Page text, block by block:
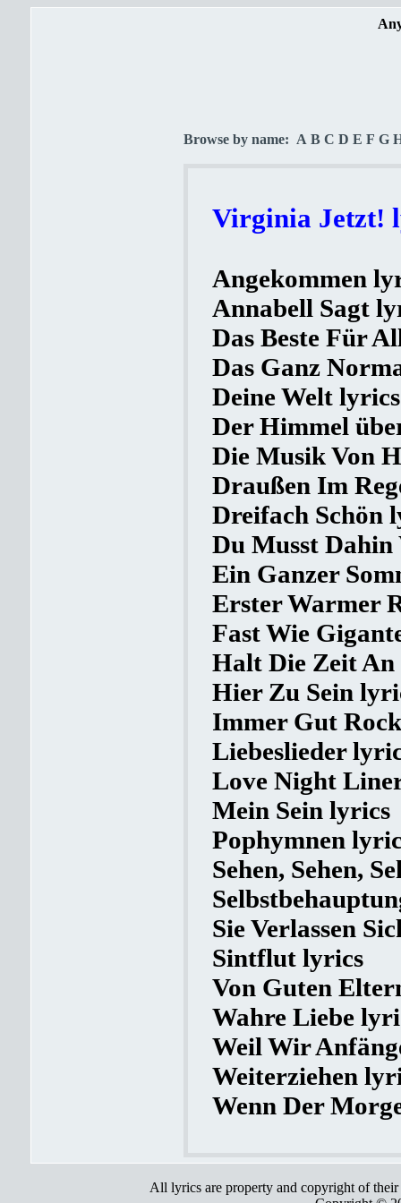
Browse by name: A B C D E F G
Virginia Jetzt!
Angekommen
Annabell Sagt
Das Beste Für
Das Ganz
Deine Welt lyrics
Der Himmel
Die Musik Von
Draußen Im
Dreifach Schön
Du Musst Dahin
Ein Ganzer
Erster Warmer
Fast Wie
Halt Die Zeit
Hier Zu Sein
Immer Gut
Liebeslieder
Love Night
Mein Sein lyrics
Pophymnen
Sehen, Sehen,
Sie Verlassen
Sintflut lyrics
Von Guten
Wahre Liebe
Weil Wir
Weiterziehen
Wenn Der
All lyrics are property and copyright of